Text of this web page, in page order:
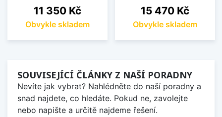
Cena
11 350 Kč
Obvykle skladem
Cena
15 470 Kč
Obvykle skladem
SOUVISEJÍCÍ ČLÁNKY Z NAŠÍ PORADNY
Nevíte jak vybrat? Nahlédněte do naší poradny a
snad najdete, co hledáte. Pokud ne, zavolejte
nebo napište a určitě najdeme řešení.